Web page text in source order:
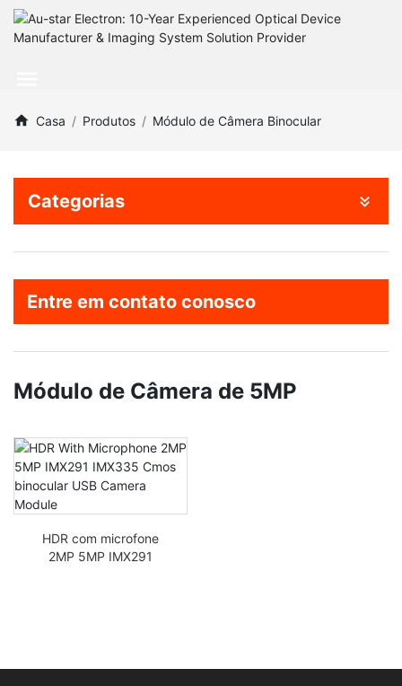
Casa Produtos Módulo de Câmera Binocular
Categorias
Entre em contato conosco
Módulo de Câmera de 5MP
HDR com microfone
2MP 5MP IMX291